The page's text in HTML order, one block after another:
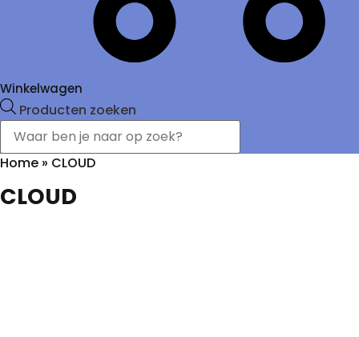
Winkelwagen
Producten zoeken
Home » CLOUD
CLOUD